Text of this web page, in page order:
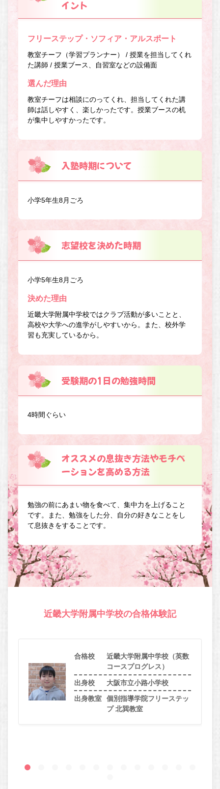
イント
フリーステップ・ソフィア・アルスポート
教室チーフ（学習プランナー） / 授業を担当してくれ
た講師 / 授業ブース、自習室などの設備面
選んだ理由
教室チーフは相談にのってくれ、担当してくれた講
師は話しやすく、楽しかったです。授業ブースの机
が集中しやすかったです。
入塾時期について
小学5年生8月ごろ
志望校を決めた時期
小学5年生8月ごろ
決めた理由
近畿大学附属中学校ではクラブ活動が多いことと、
高校や大学への進学がしやすいから。また、校外学
習も充実しているから。
受験期の1日の勉強時間
4時間ぐらい
オススメの息抜き方法やモチベ
ーションを高める方法
勉強の前にあまい物を食べて、集中力を上げること
です。また、勉強をした分、自分の好きなことをし
て息抜きをすることです。
近畿大学附属中学校の合格体験記
合格校
近畿大学附属中学校（英数
コースプログレス）
出身校 大阪市立小路小学校
出身教室
個別指導学院フリーステッ
プ 北巽教室